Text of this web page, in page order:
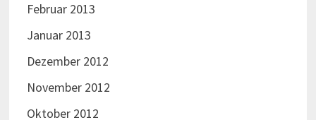
Februar 2013
Januar 2013
Dezember 2012
November 2012
Oktober 2012